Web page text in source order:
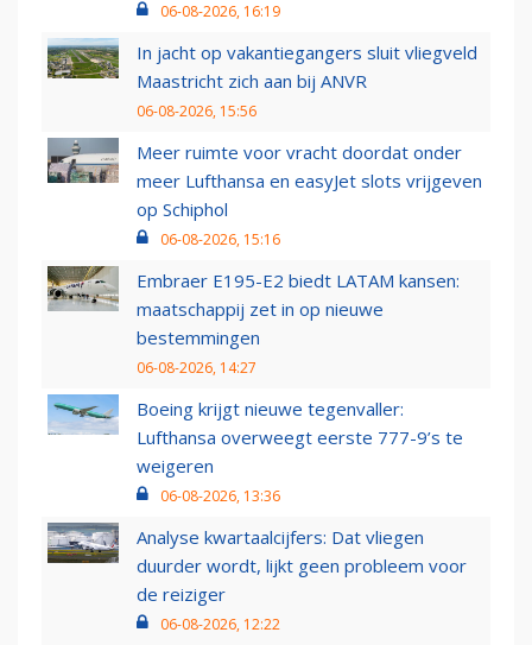
06-08-2026, 16:19
In jacht op vakantiegangers sluit vliegveld
Maastricht zich aan bij ANVR
06-08-2026, 15:56
Meer ruimte voor vracht doordat onder
meer Lufthansa en easyJet slots vrijgeven
op Schiphol
06-08-2026, 15:16
Embraer E195-E2 biedt LATAM kansen:
maatschappij zet in op nieuwe
bestemmingen
06-08-2026, 14:27
Boeing krijgt nieuwe tegenvaller:
Lufthansa overweegt eerste 777-9’s te
weigeren
06-08-2026, 13:36
Analyse kwartaalcijfers: Dat vliegen
duurder wordt, lijkt geen probleem voor
de reiziger
06-08-2026, 12:22